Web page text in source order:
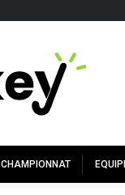
CHAMPIONNAT